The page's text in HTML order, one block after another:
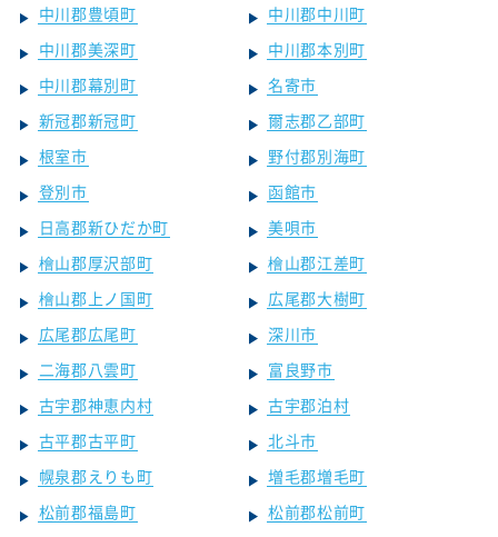
中川郡豊頃町
中川郡中川町
中川郡美深町
中川郡本別町
中川郡幕別町
名寄市
新冠郡新冠町
爾志郡乙部町
根室市
野付郡別海町
登別市
函館市
日高郡新ひだか町
美唄市
檜山郡厚沢部町
檜山郡江差町
檜山郡上ノ国町
広尾郡大樹町
広尾郡広尾町
深川市
二海郡八雲町
富良野市
古宇郡神恵内村
古宇郡泊村
古平郡古平町
北斗市
幌泉郡えりも町
増毛郡増毛町
松前郡福島町
松前郡松前町